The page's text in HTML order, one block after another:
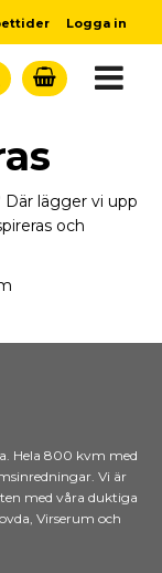
Logga in
Där lägger vi upp
och
Hela 800 kvm med
Vi är
med våra duktiga
Virserum och